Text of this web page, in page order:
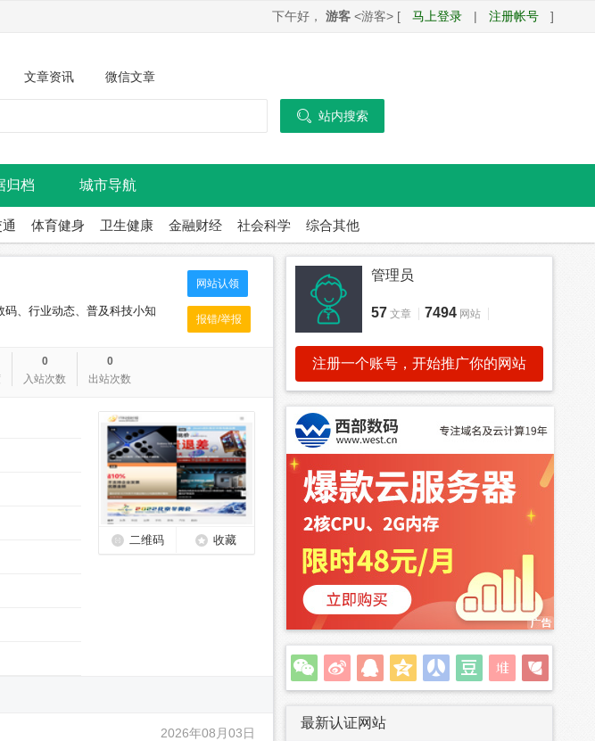
下午好， 游客 <游客> [ 马上登录 | 注册帐号 ]
文章资讯 微信文章
 站内搜索
归档 城市导航
体育健身 卫生健康 金融财经 社会科学 综合其他
、行业动态、普及科技小知
网站认领
报错/举报
0
入站次数
0
出站次数
二维码 收藏
2026年08月03日
管理员
57 文章 7494 网站
注册一个账号，开始推广你的网站
最新认证网站